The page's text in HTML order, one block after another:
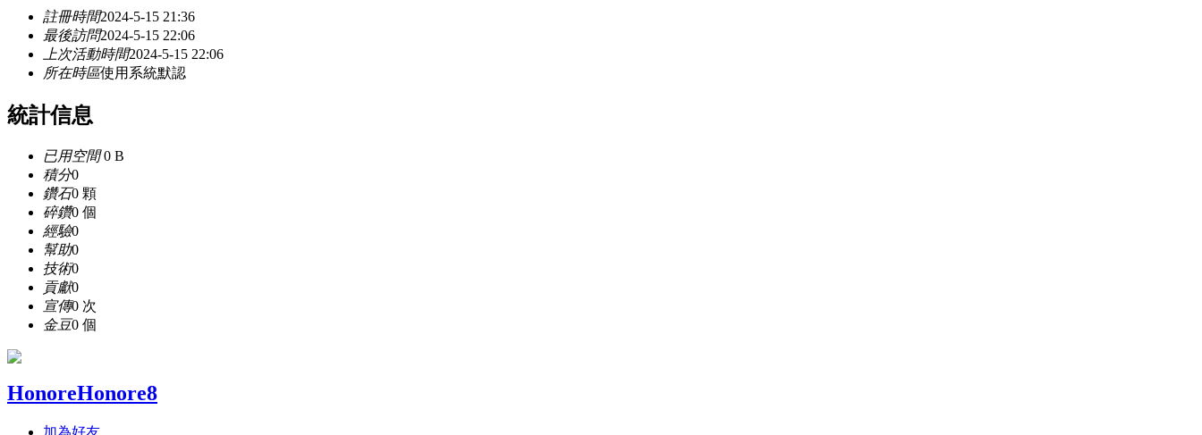
註冊時間2024-5-15 21:36
最後訪問2024-5-15 22:06
上次活動時間2024-5-15 22:06
所在時區使用系統默認
統計信息
已用空間0 B
積分0
鑽石0 顆
碎鑽0 個
經驗0
幫助0
技術0
貢獻0
宣傳0 次
金豆0 個
HonoreHonore8
加為好友